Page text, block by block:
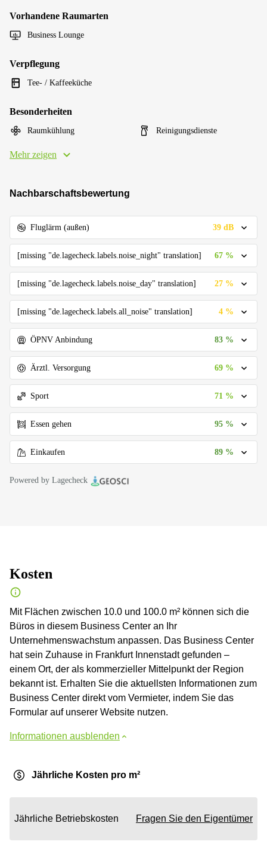
Vorhandene Raumarten
Business Lounge
Verpflegung
Tee- / Kaffeeküche
Besonderheiten
Raumkühlung Reinigungsdienste
Mehr zeigen
Nachbarschaftsbewertung
Fluglärm (außen) 39 dB
[missing "de.lagecheck.labels.noise_night" translation] 67 %
[missing "de.lagecheck.labels.noise_day" translation] 27 %
[missing "de.lagecheck.labels.all_noise" translation] 4 %
ÖPNV Anbindung 83 %
Ärztl. Versorgung 69 %
Sport 71 %
Essen gehen 95 %
Einkaufen 89 %
Powered by Lagecheck
Kosten
Mit Flächen zwischen 10.0 und 100.0 m² können sich die
Büros in diesem Business Center an Ihr
Unternehmenswachstum anpassen. Das Business Center
hat sein Zuhause in Frankfurt Innenstadt gefunden –
einem Ort, der als kommerzieller Mittelpunkt der Region
bekannt ist. Erhalten Sie die aktuellsten Informationen zum
Business Center direkt vom Vermieter, indem Sie das
Formular auf unserer Website nutzen.
Informationen ausblenden
Jährliche Kosten pro m²
Jährliche Betriebskosten Fragen Sie den Eigentümer